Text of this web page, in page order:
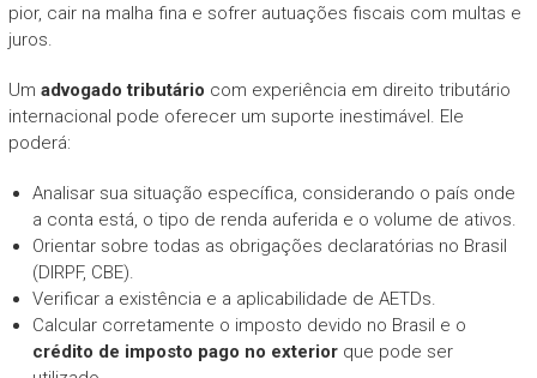
pior, cair na malha fina e sofrer autuações fiscais com multas e
juros.
Um advogado tributário com experiência em direito tributário
internacional pode oferecer um suporte inestimável. Ele
poderá:
Analisar sua situação específica, considerando o país onde
a conta está, o tipo de renda auferida e o volume de ativos.
Orientar sobre todas as obrigações declaratórias no Brasil
(DIRPF, CBE).
Verificar a existência e a aplicabilidade de AETDs.
Calcular corretamente o imposto devido no Brasil e o
crédito de imposto pago no exteriorque pode ser